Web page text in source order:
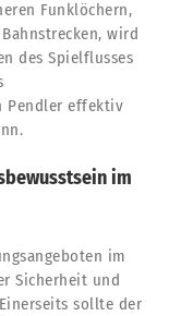
Funklöchern,
wird
des Spielflusses
Pendler effektiv
im
im
Sicherheit und
sollte der